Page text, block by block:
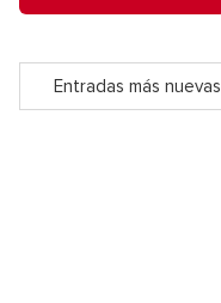
Entradas más nuevas